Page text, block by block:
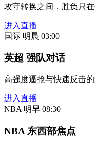
攻守转换之间，胜负只在
进入直播
国际 明晨 03:00
英超 强队对话
高强度逼抢与快速反击的
进入直播
NBA 明早 08:30
NBA 东西部焦点